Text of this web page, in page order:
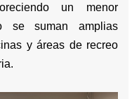
un menor
se suman amplias
y áreas de recreo